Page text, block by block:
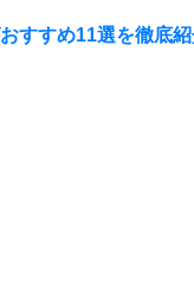
すすめ11選を徹底